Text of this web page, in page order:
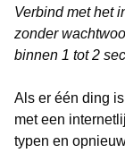
Verbind met het
zonder
binnen 1 tot 2
Als er één ding
met een
typen en